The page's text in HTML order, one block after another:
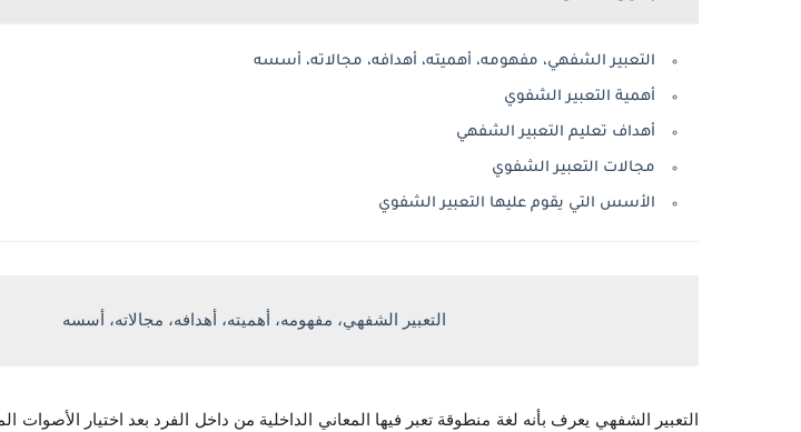
التعبير الشفهي، مفهومه، أهميته، أهدافه، مجالاته، أسسه
أهمية التعبير الشفوي
أهداف تعليم التعبير الشفهي
مجالات التعبير الشفوي
الأسس التي يقوم عليها التعبير الشفوي
التعبير الشفهي، مفهومه، أهميته، أهدافه، مجالاته، أسسه